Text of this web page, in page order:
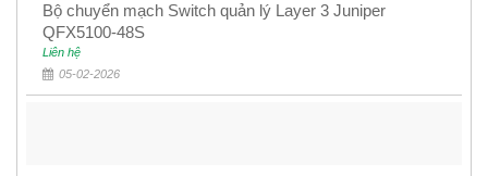
Bộ chuyển mạch Switch quản lý Layer 3 Juniper
QFX5100-48S
Liên hệ
05-02-2026